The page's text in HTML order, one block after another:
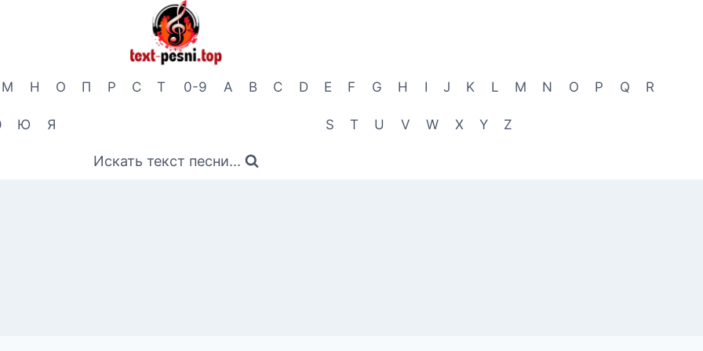
М Н О П Р С Т
Ю Я
0-9 A B C D E F G H I J K L M N O P Q R
S T U V W X Y Z
Искать текст песни...